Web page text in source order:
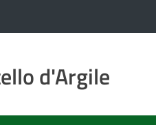
d'Argile